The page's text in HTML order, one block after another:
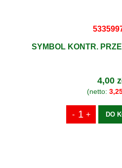
SYMBOL KONTR.
4,00
(netto:
DO